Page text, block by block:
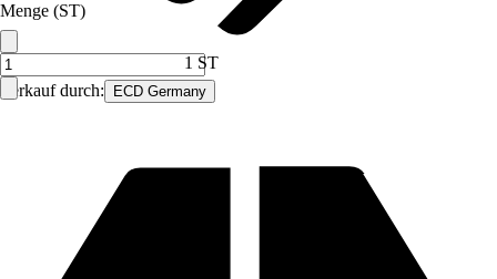
Verkauf durch: ECD Germany
Menge (ST)
1 ST